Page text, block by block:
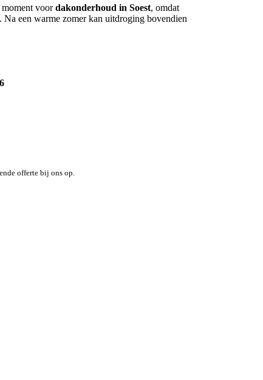
moment voordakonderhoud in Soest, omdat
een warme zomer kan uitdroging bovendien
offerte bij ons op.